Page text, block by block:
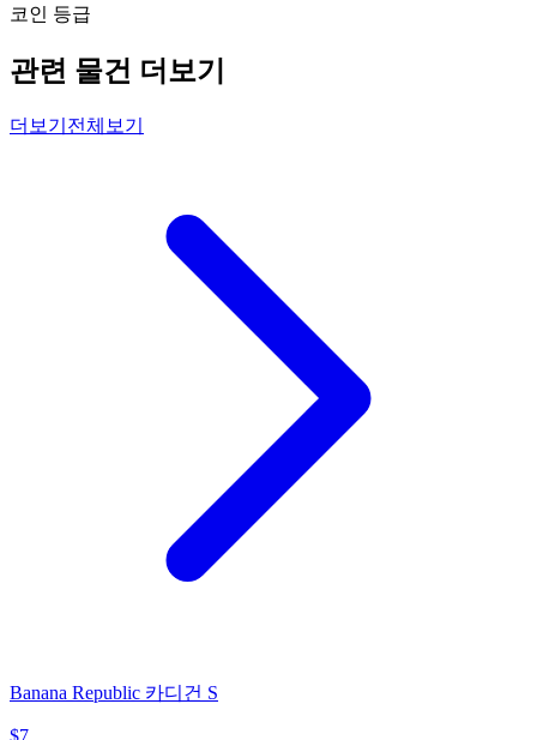
코인 등급
관련 물건 더보기
더보기 전체보기
Banana Republic 카디건 S
$7